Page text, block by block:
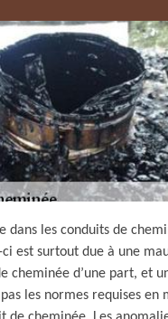
dans les conduits de
est surtout due à une
cheminée d’une part, et
les normes requises en